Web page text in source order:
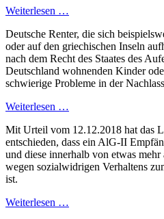
Weiterlesen …
Deutsche Renter, die sich
oder auf den griechischen Inseln
nach dem Recht des Staates des
Deutschland wohnenden Kinder
schwierige Probleme in der
Weiterlesen …
Mit Urteil vom 12.12.2018 hat das
entschieden, dass ein AlG-II
und diese innerhalb von etwas mehr
wegen sozialwidrigen Verhaltens
ist.
Weiterlesen …